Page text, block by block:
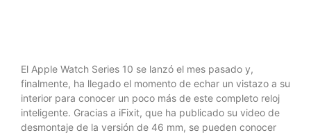
El Apple Watch Series 10 se lanzó el mes pasado y,
finalmente, ha llegado el momento de echar un vistazo a su
interior para conocer un poco más de este completo reloj
inteligente. Gracias a iFixit, que ha publicado su video de
desmontaje de la versión de 46 mm, se pueden conocer